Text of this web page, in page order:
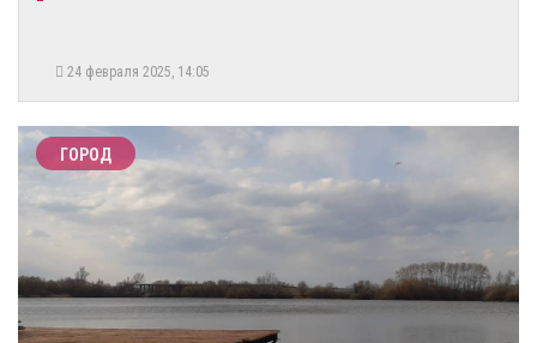
24 февраля 2025, 14:05
ГОРОД